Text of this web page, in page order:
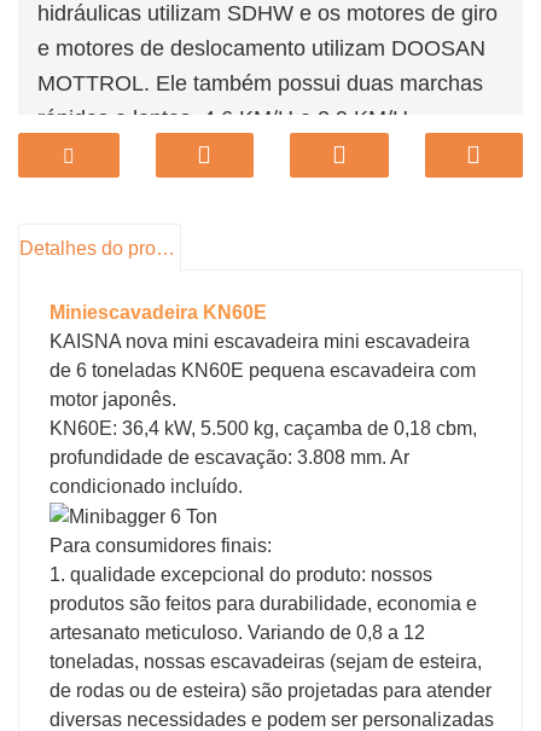
hidráulicas utilizam SDHW e os motores de giro
e motores de deslocamento utilizam DOOSAN
MOTTROL. Ele também possui duas marchas
rápidas e lentas, 4,6 KM/H e 2,9 KM/H
respectivamente. Alta eficiência e economia de
condicionado, que é quente no inverno e fresco
Detalhes do produto
Miniescavadeira KN60E
KAISNA nova mini escavadeira mini escavadeira
de 6 toneladas KN60E pequena escavadeira com
motor japonês.
KN60E: 36,4 kW, 5.500 kg, caçamba de 0,18 cbm,
profundidade de escavação: 3.808 mm. Ar
condicionado incluído.
Para consumidores finais:
1. qualidade excepcional do produto: nossos
produtos são feitos para durabilidade, economia e
artesanato meticuloso. Variando de 0,8 a 12
toneladas, nossas escavadeiras (sejam de esteira,
de rodas ou de esteira) são projetadas para atender
diversas necessidades e podem ser personalizadas